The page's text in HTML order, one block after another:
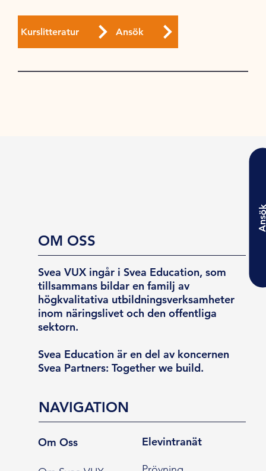
Kurslitteratur Ansök
OM OSS
Svea VUX ingår i Svea Education, som
tillsammans bildar en familj av
högkvalitativa utbildningsverksamheter
inom näringslivet och den offentliga
sektorn.
Svea Education är en del av koncernen
Svea Partners: Together we build.
NAVIGATION
Om Oss Elevintranät